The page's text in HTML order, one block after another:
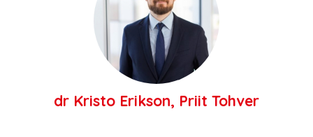
dr Kristo Erikson, Priit Tohver